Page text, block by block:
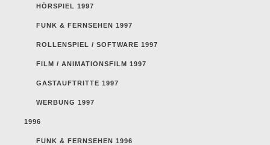
HÖRSPIEL 1997
FUNK & FERNSEHEN 1997
ROLLENSPIEL / SOFTWARE 1997
FILM / ANIMATIONSFILM 1997
GASTAUFTRITTE 1997
WERBUNG 1997
1996
FUNK & FERNSEHEN 1996